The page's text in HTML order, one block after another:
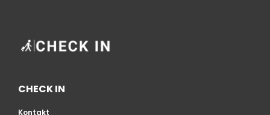
CHECK IN
Kontakt